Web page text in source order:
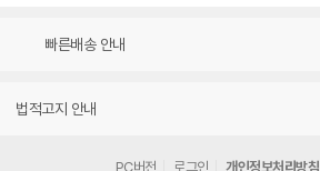
빠른배송 안내
법적고지 안내
PC버전 로그인 개인정보처리방침